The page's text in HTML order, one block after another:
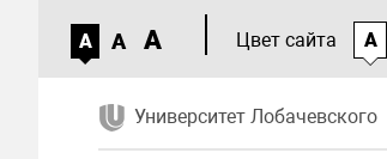
A A A Цвет сайта A
Университет Лобачевского